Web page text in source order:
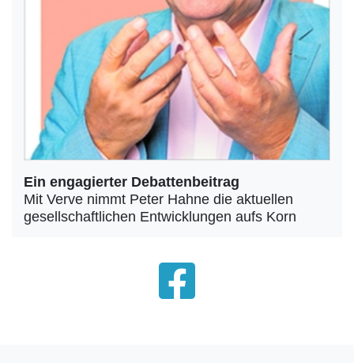
Ein engagierter Debattenbeitrag
Mit Verve nimmt Peter Hahne die aktuellen
gesellschaftlichen Entwicklungen aufs Korn